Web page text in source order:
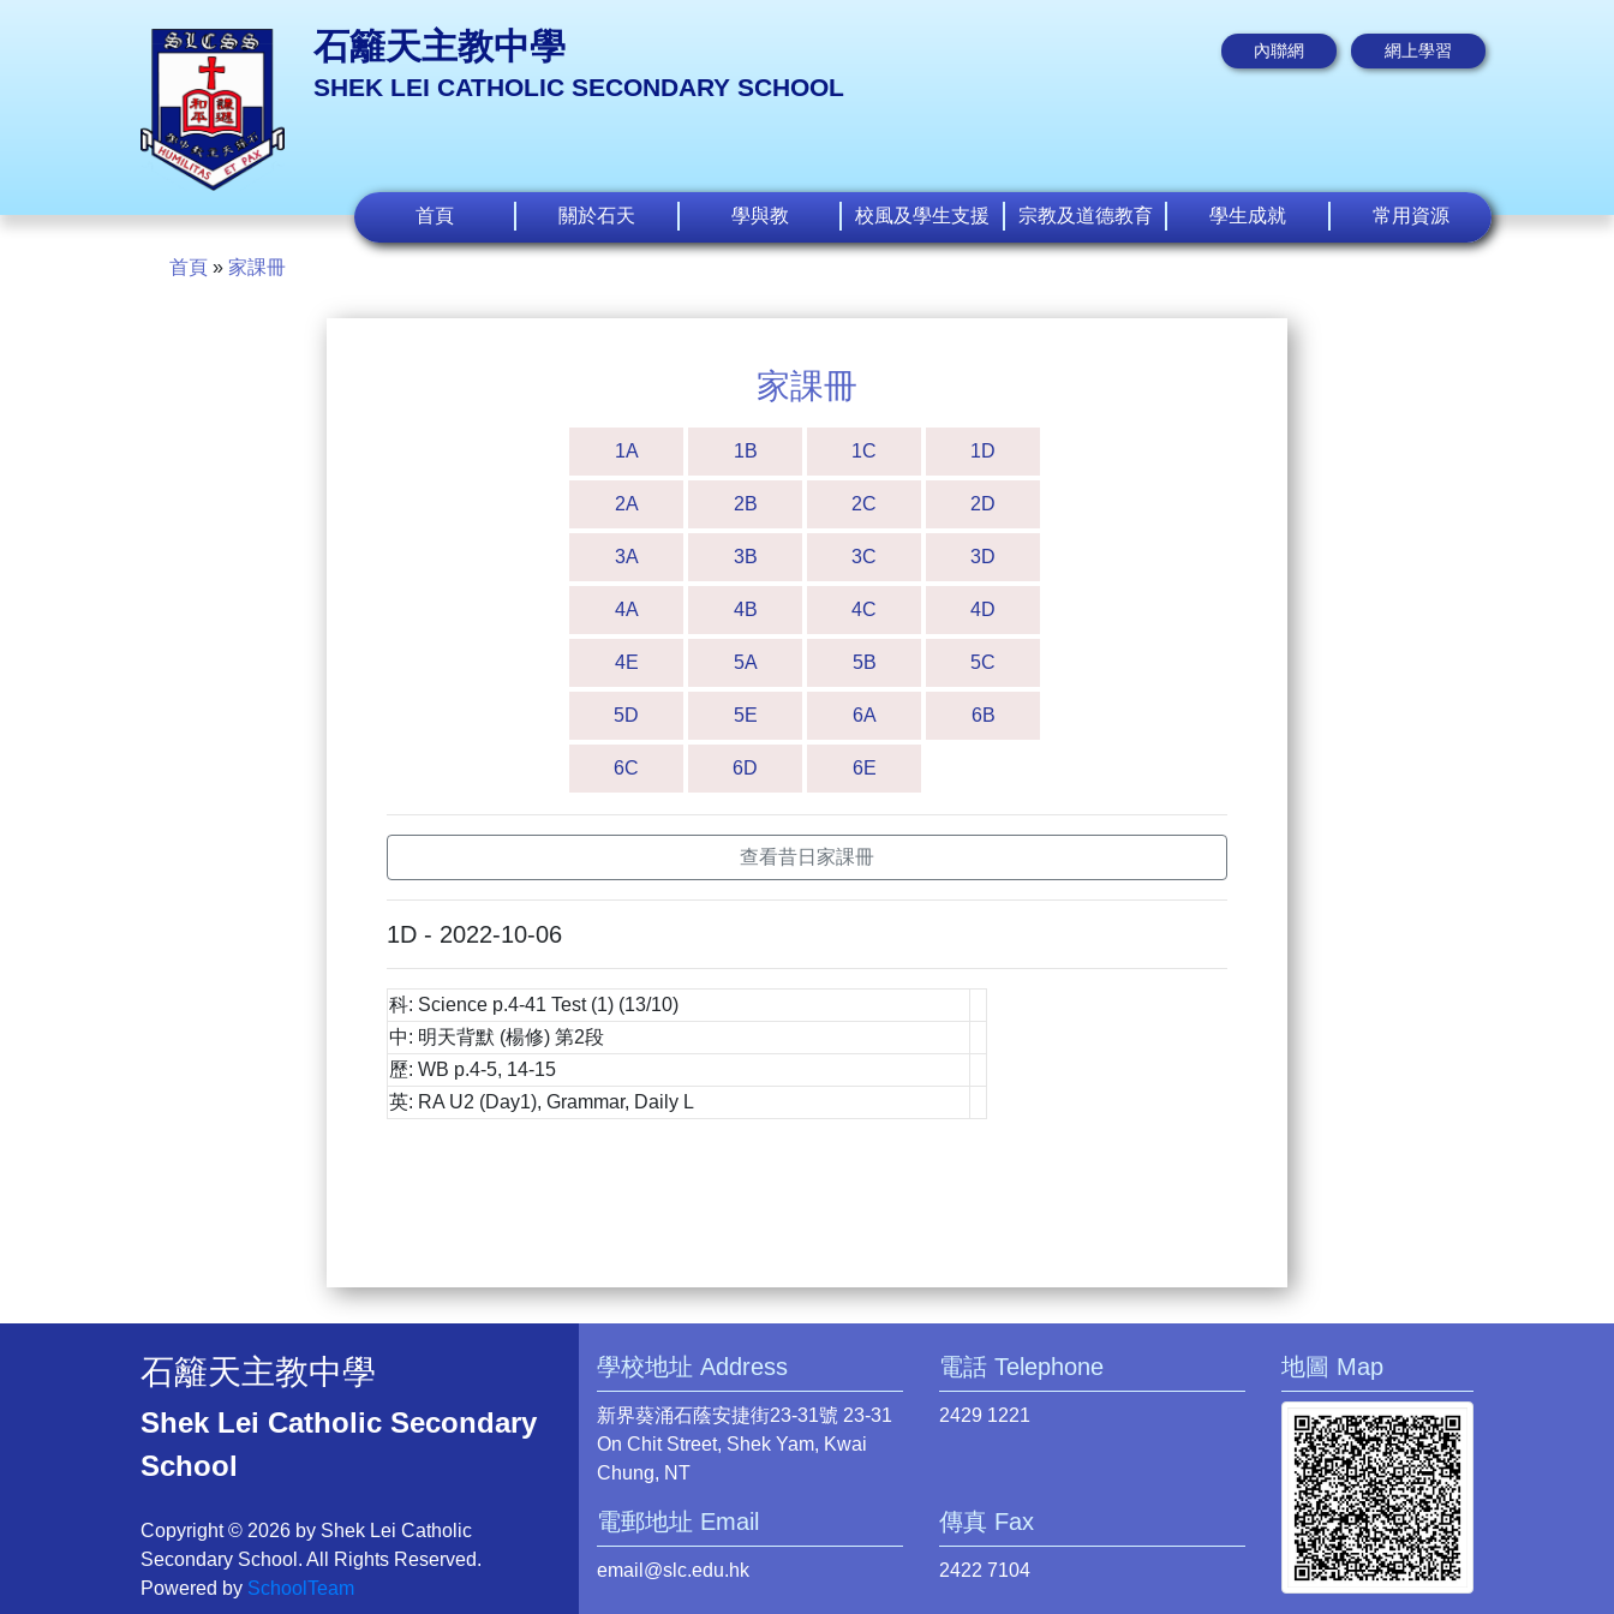
石籬天主教中學
SHEK LEI CATHOLIC SECONDARY SCHOOL
內聯網 網上學習
首頁 關於石天 學與教 校風及學生支援 宗教及道德教育 學生成就 常用資源
首頁 » 家課冊
家課冊
1A 1B 1C 1D
2A 2B 2C 2D
3A 3B 3C 3D
4A 4B 4C 4D
4E 5A 5B 5C
5D 5E 6A 6B
6C 6D 6E
查看昔日家課冊
1D - 2022-10-06
科: Science p.4-41 Test (1) (13/10)
中: 明天背默 (楊修) 第2段
歷: WB p.4-5, 14-15
英: RA U2 (Day1), Grammar, Daily L
石籬天主教中學
Shek Lei Catholic Secondary
School
Copyright © 2026 by Shek Lei Catholic
Secondary School. All Rights Reserved.
Powered by SchoolTeam
學校地址 Address
新界葵涌石蔭安捷街23-31號 23-31
On Chit Street, Shek Yam, Kwai
Chung, NT
電話 Telephone
2429 1221
電郵地址 Email
email@slc.edu.hk
傳真 Fax
2422 7104
地圖 Map